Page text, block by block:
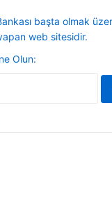
başta olmak
web sitesidir.
Olun: